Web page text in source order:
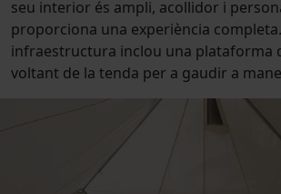
seu interior és ampli, acollidor i
proporciona una experiència
infraestructura inclou una plataforma
voltant de la tenda per a gaudir a